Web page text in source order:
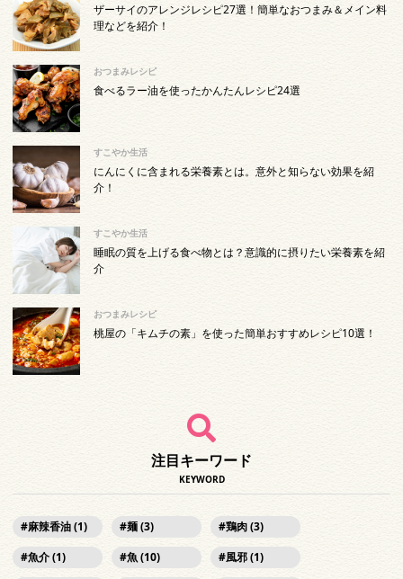
ザーサイのアレンジレシピ27選！簡単なおつまみ＆メイン料
理などを紹介！
おつまみレシピ
食べるラー油を使ったかんたんレシピ24選
すこやか生活
にんにくに含まれる栄養素とは。意外と知らない効果を紹
介！
すこやか生活
睡眠の質を上げる食べ物とは？意識的に摂りたい栄養素を紹
介
おつまみレシピ
桃屋の「キムチの素」を使った簡単おすすめレシピ10選！
注目キーワード
KEYWORD
麻辣香油 (1) 麺 (3)
鶏肉 (3)
魚介 (1)
魚 (10)
風邪 (1)